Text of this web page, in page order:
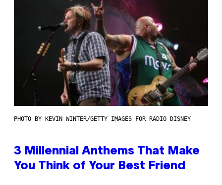
PHOTO BY KEVIN WINTER/GETTY IMAGES FOR RADIO DISNEY
3 Millennial Anthems That Make
You Think of Your Best Friend